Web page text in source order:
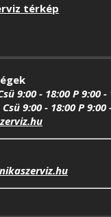
9:00 - 18:00 P 9:00 -
9:00 - 18:00 P 9:00